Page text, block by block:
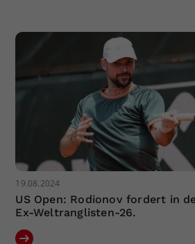
19.08.2024
US Open: Rodionov fordert in
Ex-Weltranglisten-26.